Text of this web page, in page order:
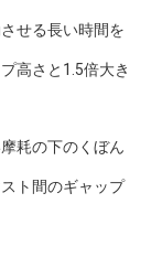
せる長い時間を
高さと1.5倍大き
耗の下のくぼん
ト間のギャップ